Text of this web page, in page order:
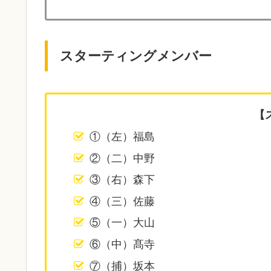
スターティングメンバー
①（左）福島
②（二）中野
③（右）森下
④（三）佐藤
⑤（一）大山
⑥（中）髙寺
⑦（捕）坂本